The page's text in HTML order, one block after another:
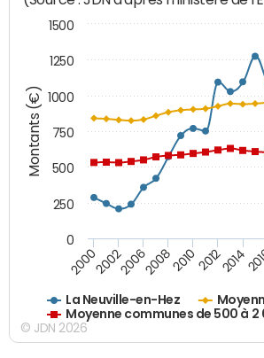
Montants (€)
La Neuville-en-Hez
Moyenne communes de 500 à
2000200220062008201020122014
0
250
500
750
1000
1250
1500
© JDN 2026